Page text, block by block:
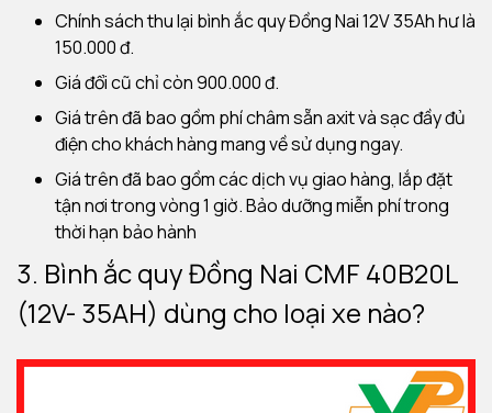
Chính sách thu lại bình ắc quy Đồng Nai 12V 35Ah hư là
150.000 đ.
Giá đổi cũ chỉ còn 900.000 đ.
Giá trên đã bao gồm phí châm sẵn axit và sạc đầy đủ
điện cho khách hàng mang về sử dụng ngay.
Giá trên đã bao gồm các dịch vụ giao hàng, lắp đặt
tận nơi trong vòng 1 giờ. Bảo dưỡng miễn phí trong
thời hạn bảo hành
3. Bình ắc quy Đồng Nai CMF 40B20L
(12V- 35AH) dùng cho loại xe nào?